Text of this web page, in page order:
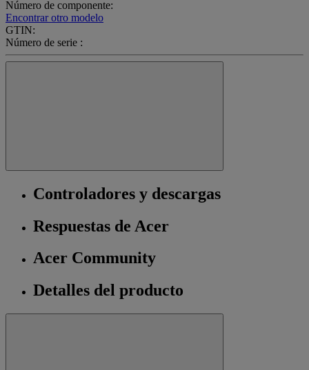
Número de componente:
Encontrar otro modelo
GTIN:
Número de serie :
Controladores y descargas
Respuestas de Acer
Acer Community
Detalles del producto